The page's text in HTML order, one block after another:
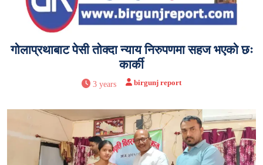
गोलाप्रथाबाट पेसी तोक्दा न्याय निरुपणमा सहज भएको छः
कार्की
3 years birgunj report